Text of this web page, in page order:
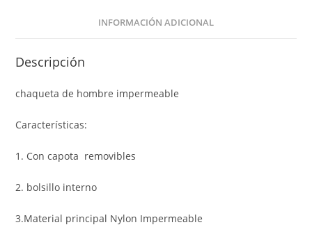
INFORMACIÓN ADICIONAL
Descripción
chaqueta de hombre impermeable
Características:
1. Con capota removibles
2. bolsillo interno
3.Material principal Nylon Impermeable